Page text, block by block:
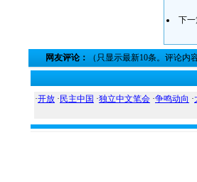
下一
网友评论： （只显示最新10条。评论
·开放 · 民主中国 ·独立中文笔会 ·争鸣动向 ·